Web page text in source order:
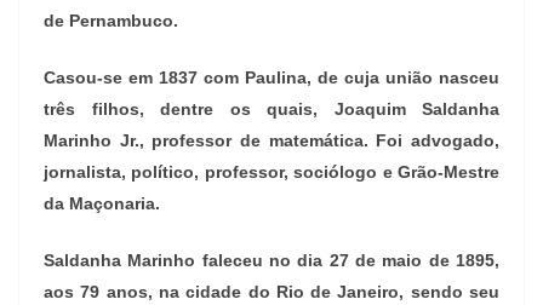
de Pernambuco.
Casou-se em 1837 com Paulina, de cuja união nasceu
três filhos, dentre os quais, Joaquim Saldanha
Marinho Jr., professor de matemática. Foi advogado,
jornalista, político, professor, sociólogo e Grão-Mestre
da Maçonaria.
Saldanha Marinho faleceu no dia 27 de maio de 1895,
aos 79 anos, na cidade do Rio de Janeiro, sendo seu